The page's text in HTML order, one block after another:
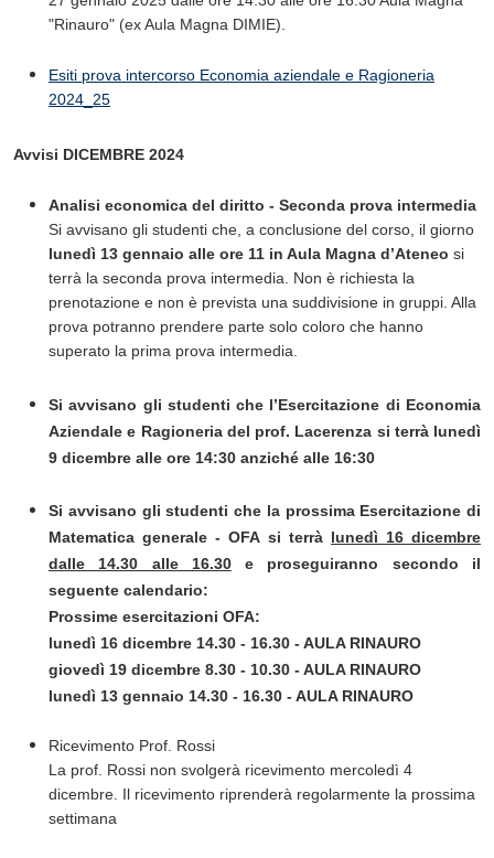
"Rinauro" (ex Aula Magna DIMIE).
Esiti prova intercorso Economia aziendale e Ragioneria
2024_25
Avvisi DICEMBRE 2024
Analisi economica del diritto - Seconda prova intermedia
Si avvisano gli studenti che, a conclusione del corso, il giorno
lunedì 13 gennaio alle ore 11 in Aula Magna d’Ateneo si
terrà la seconda prova intermedia. Non è richiesta la
prenotazione e non è prevista una suddivisione in gruppi. Alla
prova potranno prendere parte solo coloro che hanno
superato la prima prova intermedia.
Si avvisano gli studenti che l’Esercitazione di Economia
Aziendale e Ragioneria del prof. Lacerenza si terrà lunedì
9 dicembre alle ore 14:30 anziché alle 16:30
Si avvisano gli studenti che la prossima Esercitazione di
Matematica generale - OFA si terrà lunedì 16 dicembre
dalle 14.30 alle 16.30e proseguiranno secondo il
seguente calendario:
Prossime esercitazioni OFA:
lunedì 16 dicembre 14.30 - 16.30 - AULA RINAURO
giovedì 19 dicembre 8.30 - 10.30 - AULA RINAURO
lunedì 13 gennaio 14.30 - 16.30 - AULA RINAURO
Ricevimento Prof. Rossi
La prof. Rossi non svolgerà ricevimento mercoledì 4
dicembre . Il ricevimento riprenderà regolarmente la prossima
settimana